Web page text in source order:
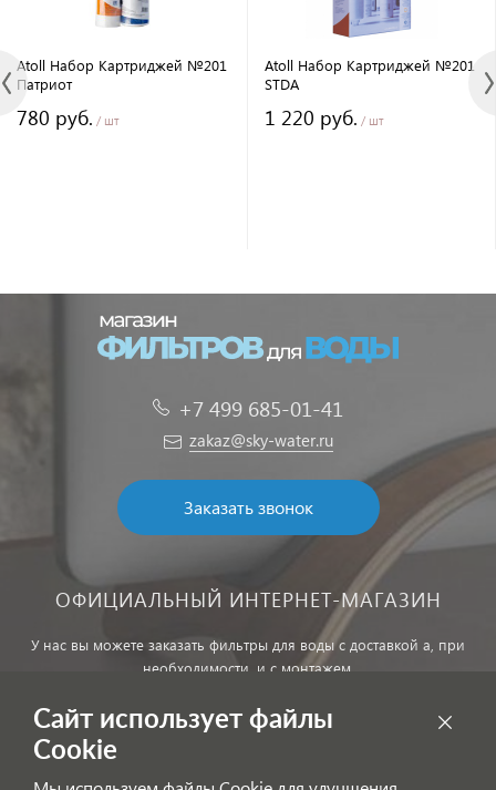
Atoll Набор Картриджей №201
Патриот
780 руб. / шт
Atoll Набор Картриджей №201
STDA
1 220 руб. / шт
+7 499 685-01-41
zakaz@sky-water.ru
Заказать звонок
ОФИЦИАЛЬНЫЙ ИНТЕРНЕТ-МАГАЗИН
У нас вы можете заказать фильтры для воды с доставкой а, при
необходимости, и с монтажем.
Сайт использует файлы
Cookie